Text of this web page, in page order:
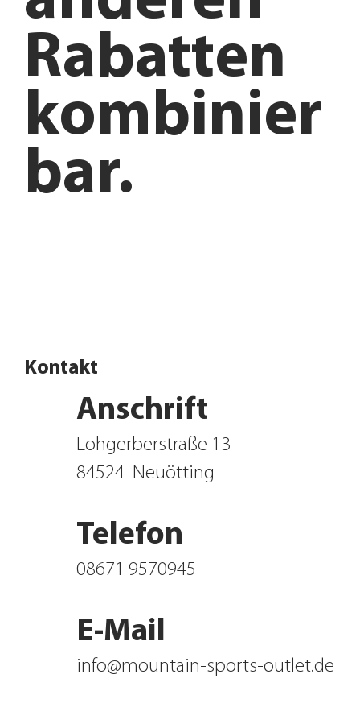
Rabatten
kombinier
bar.
Kontakt
08671 9570945
Telefon
info@mountain-sports-outlet.de
E-Mail
Neuötting
84524
Lohgerberstraße 13
Anschrift